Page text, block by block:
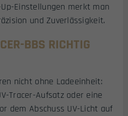
Einstellungen merkt man
und Zuverlässigkeit.
BBS RICHTIG
nicht ohne Ladeeinheit:
Tracer-Aufsatz oder eine
dem Abschuss UV-Licht auf